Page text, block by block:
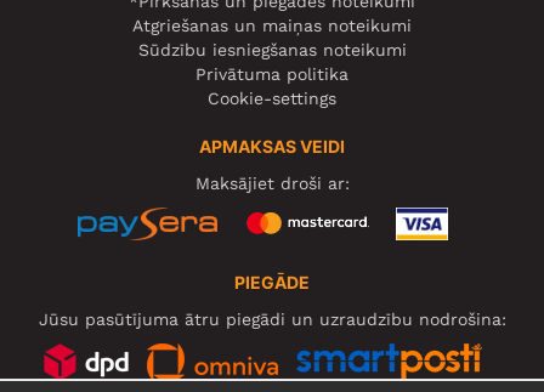
Atgriešanas un maiņas noteikumi
Sūdzību iesniegšanas noteikumi
Privātuma politika
Cookie-settings
APMAKSAS VEIDI
Maksājiet droši ar:
PIEGĀDE
Jūsu pasūtījuma ātru piegādi un uzraudzību nodrošina: